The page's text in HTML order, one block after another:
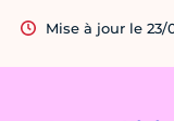
Mise à jour le 23/